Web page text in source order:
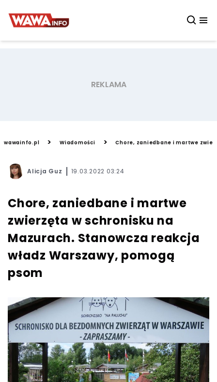
wawainfo.pl > Wiadomości > Chore, zaniedbane i martwe
Alicja Guz 19.03.2022 03:24
Chore, zaniedbane i martwe
zwierzęta w schronisku na
Mazurach. Stanowcza reakcja
władz Warszawy, pomogą
psom